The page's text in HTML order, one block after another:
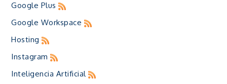
Google Plus
Google Workspace
Hosting
Instagram
Inteligencia Artificial